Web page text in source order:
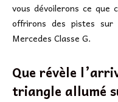
vous dévoilerons ce que
offrirons des pistes
Mercedes Classe G.
Que révèle
triangle allumé